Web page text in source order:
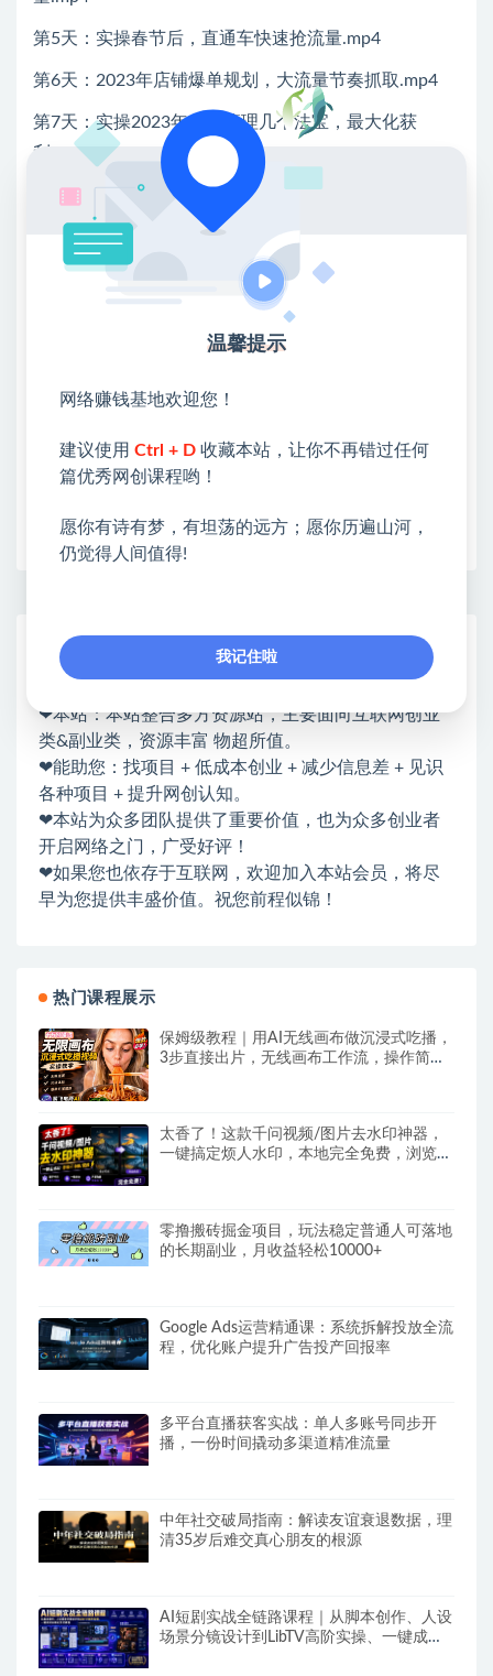
第5天：实操春节后，直通车快速抢流量.mp4
第6天：2023年店铺爆单规划，大流量节奏抓取.mp4
第7天：实操2023年有效管理几个法宝，最大化获
利.mp4
直通车测款.xlsx
💖课程资料【免费】领取教程💖
】三个点
②：选择【在浏览器打开】
收藏 海报 链接
网赚基地简介
站长微信：无
❤本站：本站整合多方资源站，主要面向互联网创业
类&副业类，资源丰富 物超所值。
❤能助您：找项目 + 低成本创业 + 减少信息差 + 见识
各种项目 + 提升网创认知。
❤本站为众多团队提供了重要价值，也为众多创业者
开启网络之门，广受好评！
❤如果您也依存于互联网，欢迎加入本站会员，将尽
早为您提供丰盛价值。祝您前程似锦！
热门课程展示
保姆级教程｜用AI无线画布做沉浸式吃播，
3步直接出片，无线画布工作流，操作简单
太香了！这款千问视频/图片去水印神器，
一键搞定烦人水印，本地完全免费，浏览器
零撸搬砖掘金项目，玩法稳定普通人可落地
的长期副业，月收益轻松10000+
Google Ads运营精通课：系统拆解投放全流
程，优化账户提升广告投产回报率
多平台直播获客实战：单人多账号同步开
播，一份时间撬动多渠道精准流量
中年社交破局指南：解读友谊衰退数据，理
清35岁后难交真心朋友的根源
AI短剧实战全链路课程｜从脚本创作、人设
场景分镜设计到LibTV高阶实操、一键成片
温馨提示
网络赚钱基地欢迎您！
建议使用 Ctrl + D 收藏本站，让你不再错过任何
篇优秀网创课程哟！
愿你有诗有梦，有坦荡的远方；愿你历遍山河，
仍觉得人间值得!
我记住啦